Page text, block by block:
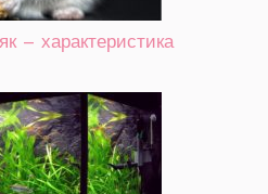
– характеристика